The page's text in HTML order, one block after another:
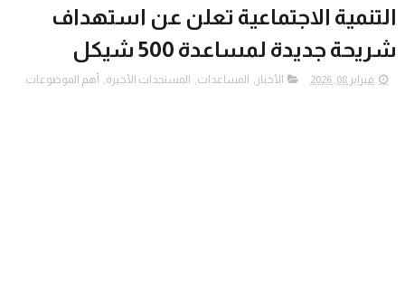
التنمية الاجتماعية تعلن عن استهداف
شريحة جديدة لمساعدة 500 شيكل
فبراير 08, 2026 الأخبار , المساعدات, المستجدات الأخيرة, أهم الموضوعات